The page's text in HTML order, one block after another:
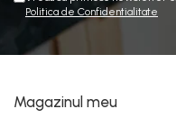
Politica de Confidentialitate
Magazinul meu